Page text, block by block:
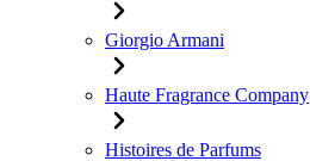
Giorgio Armani
Haute Fragrance Company
Histoires de Parfums